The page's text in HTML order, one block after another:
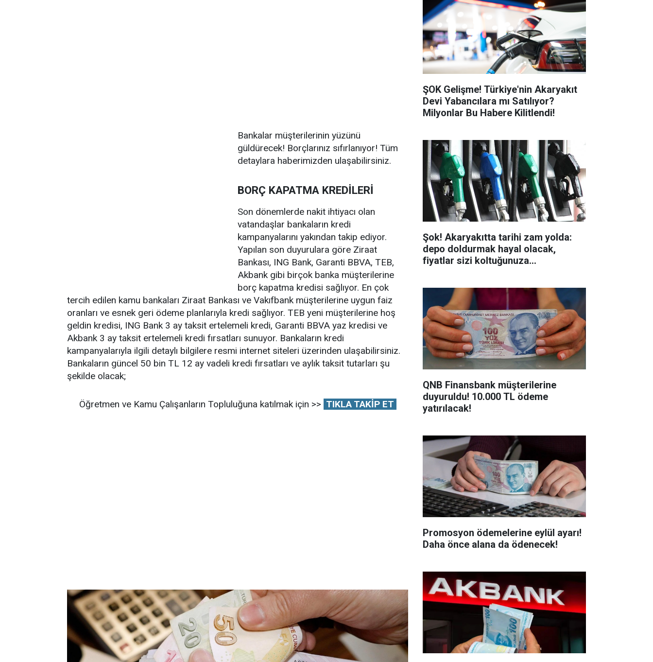
Bankalar müşterilerinin yüzünü
güldürecek! Borçlarınız sıfırlanıyor! Tüm
detaylara haberimizden ulaşabilirsiniz.
BORÇ KAPATMA KREDİLERİ
Son dönemlerde nakit ihtiyacı olan
vatandaşlar bankaların kredi
kampanyalarını yakından takip ediyor.
Yapılan son duyurulara göre Ziraat
Bankası, ING Bank, Garanti BBVA, TEB,
Akbank gibi birçok banka müşterilerine
borç kapatma kredisi sağlıyor. En çok
tercih edilen kamu bankaları Ziraat Bankası ve Vakıfbank müşterilerine uygun faiz
oranları ve esnek geri ödeme planlarıyla kredi sağlıyor. TEB yeni müşterilerine hoş
geldin kredisi, ING Bank 3 ay taksit ertelemeli kredi, Garanti BBVA yaz kredisi ve
Akbank 3 ay taksit ertelemeli kredi fırsatları sunuyor. Bankaların kredi
kampanyalarıyla ilgili detaylı bilgilere resmi internet siteleri üzerinden ulaşabilirsiniz.
Bankaların güncel 50 bin TL 12 ay vadeli kredi fırsatları ve aylık taksit tutarları şu
şekilde olacak;
Öğretmen ve Kamu Çalışanların Topluluğuna katılmak için >> TIKLA TAKİP ET
ŞOK Gelişme! Türkiye'nin Akaryakıt
Devi Yabancılara mı Satılıyor?
Milyonlar Bu Habere Kilitlendi!
Şok! Akaryakıtta tarihi zam yolda:
depo doldurmak hayal olacak,
fiyatlar sizi koltuğunuza
QNB Finansbank müşterilerine
duyuruldu! 10.000 TL ödeme
yatırılacak!
Promosyon ödemelerine eylül ayarı!
Daha önce alana da ödenecek!